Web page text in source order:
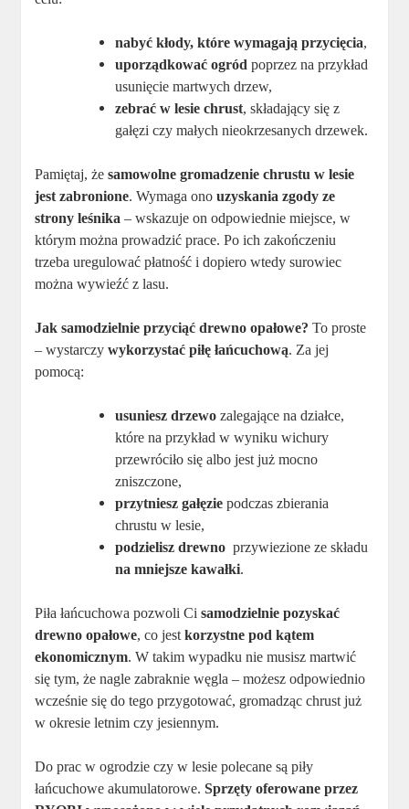
nabyć kłody, które wymagają przycięcia,
uporządkować ogródpoprzez na przykład
usunięcie martwych drzew,
zebrać w lesie chrust, składający się z
gałęzi czy małych nieokrzesanych drzewek.
Pamiętaj, żesamowolne gromadzenie chrustu w lesie
jest zabronione. Wymaga onouzyskania zgody ze
strony leśnika – wskazuje on odpowiednie miejsce, w
którym można prowadzić prace. Po ich zakończeniu
trzeba uregulować płatność i dopiero wtedy surowiec
można wywieźć z lasu.
Jak samodzielnie przyciąć drewno opałowe? To proste
– wystarczywykorzystać piłę łańcuchową. Za jej
pomocą:
usuniesz drzewo zalegające na działce,
które na przykład w wyniku wichury
przewróciło się albo jest już mocno
zniszczone,
przytniesz gałęzie podczas zbierania
chrustu w lesie,
podzielisz drewnoprzywiezione ze składu
na mniejsze kawałki.
Piła łańcuchowa pozwoli Cisamodzielnie pozyskać
drewno opałowe, co jestkorzystne pod kątem
ekonomicznym. W takim wypadku nie musisz martwić
się tym, że nagle zabraknie węgla – możesz odpowiednio
wcześnie się do tego przygotować, gromadząc chrust już
w okresie letnim czy jesiennym.
Do prac w ogrodzie czy w lesie polecane są piły
łańcuchowe akumulatorowe.Sprzęty oferowane przez